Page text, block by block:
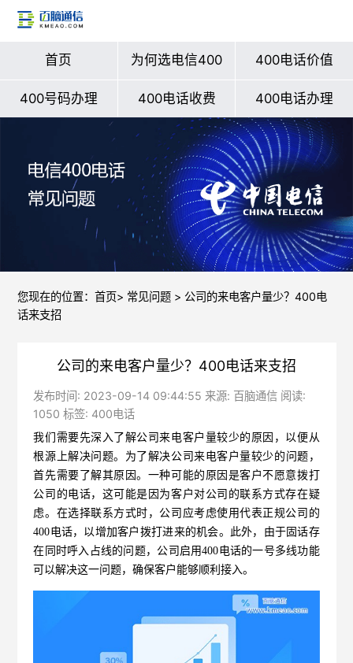
首页 为何选电信400 400电话价值
400号码办理 400电话收费 400电话办理
您现在的位置： 首页> 常见问题> 公司的来电客户量少？400电
话来支招
公司的来电客户量少？400电话来支招
发布时间: 2023-09-14 09:44:55 来源: 百脑通信 阅读:
1050 标签: 400电话
我们需要先深入了解公司来电客户量较少的原因，以便从
根源上解决问题。 为了解决公司来电客户量较少的问题，
首先需要了解其原因。一种可能的原因是客户不愿意拨打
公司的电话，这可能是因为客户对公司的联系方式存在疑
虑。在选择联系方式时，公司应考虑使用代表正规公司的
400电话，以增加客户拨打进来的机会。此外，由于固话存
在同时呼入占线的问题，公司启用400电话的一号多线功能
可以解决这一问题，确保客户能够顺利接入。